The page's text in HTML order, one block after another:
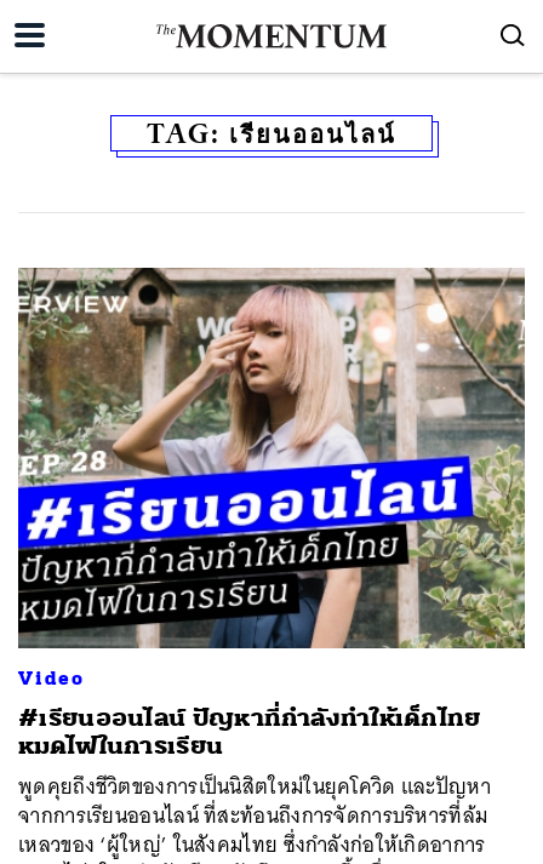
TAG: เรียนออนไลน์
Video
#เรียนออนไลน์ ปัญหาที่กำลังทำให้เด็กไทย
หมดไฟในการเรียน
พูดคุยถึงชีวิตของการเป็นนิสิตใหม่ในยุคโควิด และปัญหา
จากการเรียนออนไลน์ ที่สะท้อนถึงการจัดการบริหารที่ล้ม
เหลวของ ‘ผู้ใหญ่’ ในสังคมไทย ซึ่งกำลังก่อให้เกิดอาการ